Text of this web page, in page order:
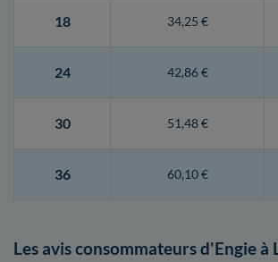
18 34,25 €
24 42,86 €
30 51,48 €
36 60,10 €
Les avis consommateurs d'Engie à